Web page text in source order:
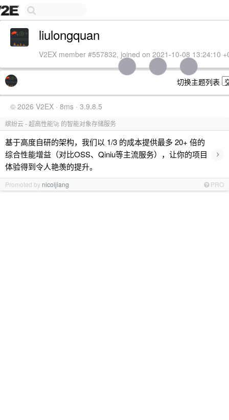
liulongquan
V2EX member #557832, joined on 2021-10-08 13:24:10
切换主题列表
© 2026 V2EX · 8ms · 3.9.8.5
缤纷云 - 超高性能🚀 的智能对象存储服务
基于高度自研的架构，我们以 1/3 的成本提供最多 20+ 倍的
综合性能增益（对比OSS、Qiniu等主流服务），让你的项目
体验得到令人艳羡的提升。
›
Promoted by nicoljiang PRO